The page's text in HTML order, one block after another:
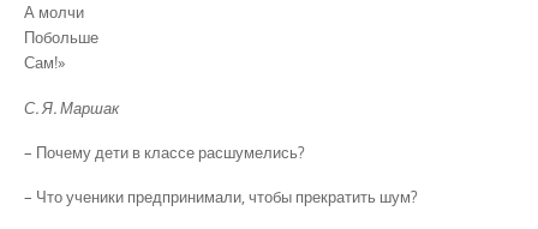
А молчи
Побольше
Сам!»
С. Я. Маршак
– Почему дети в классе расшумелись?
– Что ученики предпринимали, чтобы прекратить шум?